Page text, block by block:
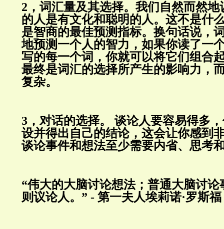
2，词汇量及其选择。我们自然而然
的人是有文化和聪明的人。这不是什
是智商的最佳预测指标。换句话说，
地预测一个人的智力，如果你读了一
写的每一个词，你就可以将它们组合
最终是词汇的选择所产生的影响力，
复杂。
3，对话的选择。
谈论人要容易得多
设并得出自己的结论，这会让你感到
谈论事件和想法至少需要内省、思考
“伟大的大脑讨论想法；普通大脑讨
则议论人。” - 第一夫人埃莉诺·罗斯福